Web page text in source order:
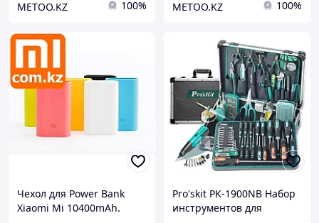
METOO.KZ 100% METOO.KZ 100%
Чехол для Power Bank
Xiaomi Mi 10400mAh.
Pro'skit PK-1900NB Набор
инструментов для